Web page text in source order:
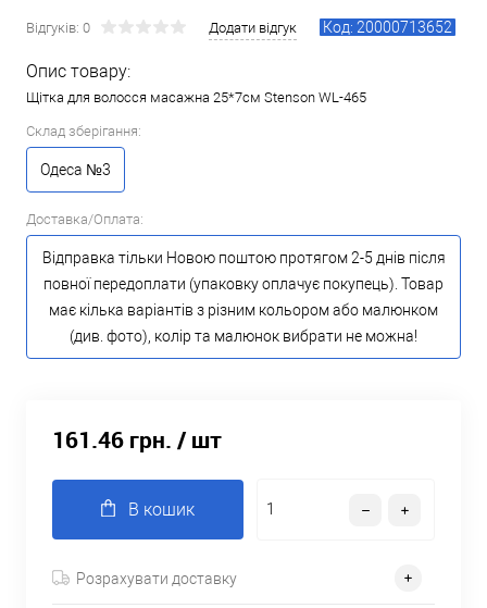
Відгуків: 0 Додати відгук Код: 20000713652
Опис товару:
Щітка для волосся масажна 25*7см Stenson WL-465
Склад зберігання:
Одеса №3
Доставка/Оплата:
Відправка тільки Новою поштою протягом 2-5 днів після
повної передоплати (упаковку оплачує покупець). Товар
має кілька варіантів з різним кольором або малюнком
(див. фото), колір та малюнок вибрати не можна!
161.46 грн. / шт
В кошик
Розрахувати доставку